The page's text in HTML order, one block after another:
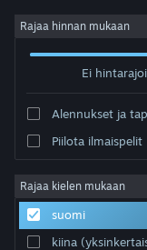
Kirjaudu sisään
Tietoa
Tuki
Rajaa hinnan mukaan
Ei
Alennukset ja
Piilota ilmaispelit
Rajaa kielen mukaan
suomi
kiina
Kehittäjä: Zeal Game
Järjestelyperuste